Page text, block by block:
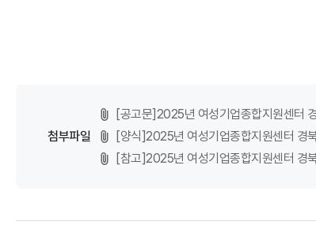
첨부파일
[공고문]2025년 여성기업종합지원센터
[양식]2025년 여성기업종합지원센터 경
[참고]2025년 여성기업종합지원센터 경